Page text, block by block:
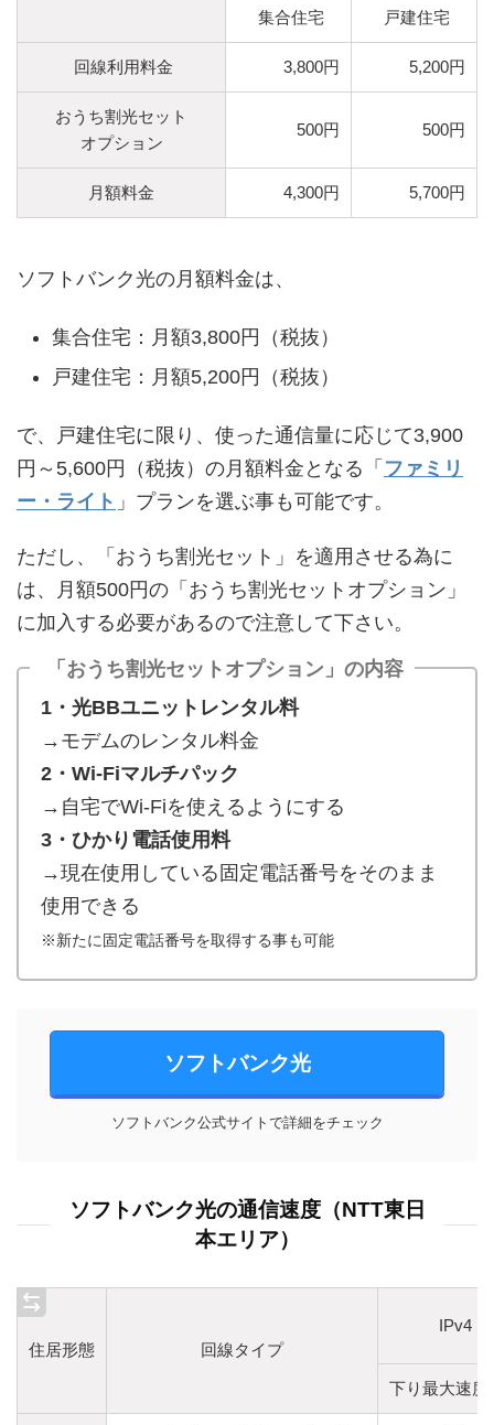
集合住宅 戸建住宅
回線利用料金 3,800円 5,200円
おうち割光セット
オプション
500円 500円
月額料金 4,300円 5,700円
ソフトバンク光の月額料金は、
集合住宅：月額3,800円（税抜）
戸建住宅：月額5,200円（税抜）
で、戸建住宅に限り、使った通信量に応じて3,900
円～5,600円（税抜）の月額料金となる「 ファミリ
ー・ライト 」プランを選ぶ事も可能です。
ただし、「おうち割光セット」を適用させる為に
は、月額500円の「おうち割光セットオプション」
に加入する必要があるので注意して下さい。
「おうち割光セットオプション」の内容
1・光BBユニットレンタル料
→モデムのレンタル料金
2・Wi-Fiマルチパック
→自宅でWi-Fiを使えるようにする
3・ひかり電話使用料
→現在使用している固定電話番号をそのまま
使用できる
※新たに固定電話番号を取得する事も可能
ソフトバンク光
ソフトバンク公式サイトで詳細をチェック
ソフトバンク光の通信速度（NTT東日
本エリア）
住居形態 回線タイプ
IPv4
下り最大速度